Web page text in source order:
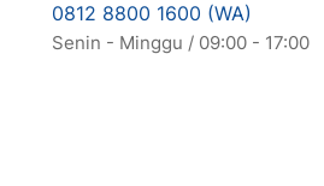
0812 8800 1600 (WA)
Senin - Minggu / 09:00 - 17:00